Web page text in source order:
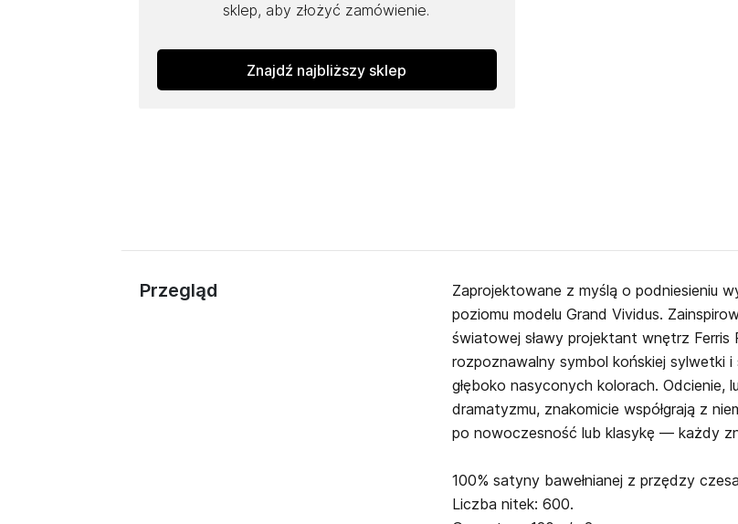
sklep, aby złożyć zamówienie.
Znajdź najbliższy sklep
Przegląd
Zaprojektowane z myślą o podniesieniu
poziomu modelu Grand Vividus.
światowej sławy projektant wnętrz Ferris
rozpoznawalny symbol końskiej sylwetki
głęboko nasyconych kolorach.
dramatyzmu, znakomicie współgrają z
po nowoczesność lub klasykę — każdy
100% satyny bawełnianej z przędzy
Liczba nitek: 600.